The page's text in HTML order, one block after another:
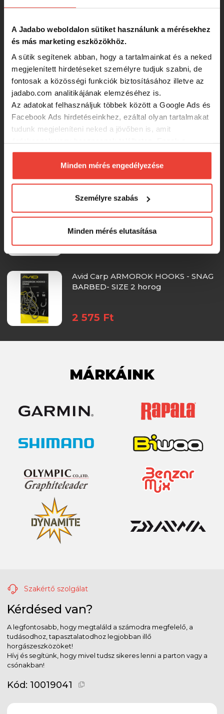
A Jadabo weboldalon sütiket használunk a mérésekhez
és más marketing eszközökhöz.
A sütik segítenek abban, hogy a tartalmainkat és a neked
megjelenített hirdetéseket személyre tudjuk szabni, de
fontosak a közösségi funkciók biztosításához illetve az
jadabo.com analitikájának elemzéséhez is.
Az adatokat felhasználjuk többek között a Google Ads és
Facebook Ads hirdetéseinkhez, ezáltal olyan tartalmakat
tudunk megjeleníteni neked a jövőben is, amit
biztosításához arra kérünk, hogy engedd meg
számunkra minden mérés használatát.
Természetesensoha semmilyen formában nem fogunk
megváltoztathatod a döntésed ezzel kapcsolatban.
Előre is köszönjük!
Minden mérés engedélyezése
Személyre szabás
Minden mérés elutasítása
10DB
2 060 Ft
Marshal Crank horog, #2, 10 db
1 342 Ft
Avid Carp ARMOROK HOOKS -
CURVE SIZE 2 horog
2 575 Ft
GAPE SIZE 2 horog
2 575 Ft
Avid Carp ARMOROK HOOKS - SNAG
BARBED- SIZE 2 horog
2 575 Ft
MÁRKÁINK
Szakértő szolgálat
Kérdésed van?
A legfontosabb, hogy megtaláld a számodra megfelelő, a
tudásodhoz, tapasztalatodhoz legjobban illő
horgászeszközöket!
Hívj és segítünk, hogy mivel tudsz sikeres lenni a parton vagy a
csónakban!
Kód: 10019041